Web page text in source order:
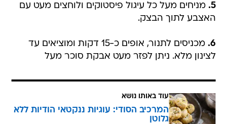
5. מניחים מעל כל עיגול פיסטוקים ולוחצים מעט עם
האצבע לתוך הבצק.
6.
מכניסים לתנור, אופים כ-15 דקות ומוציאים עד
לצינון מלא. ניתן לפזר מעט אבקת סוכר מעל
עוד באותו נושא
המרכיב הסודי: עוגיות ננקטאי הודיות ללא
גלוטן